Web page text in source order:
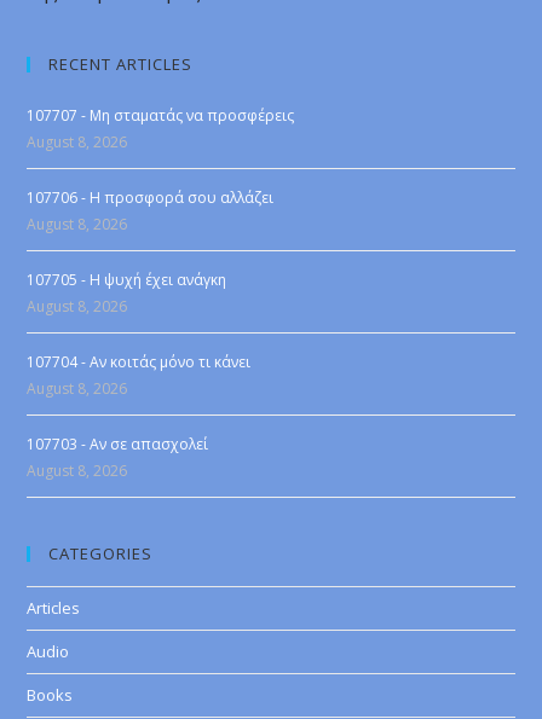
RECENT ARTICLES
107707 - Μη σταματάς να προσφέρεις
August 8, 2026
107706 - Η προσφορά σου αλλάζει
August 8, 2026
107705 - Η ψυχή έχει ανάγκη
August 8, 2026
107704 - Αν κοιτάς μόνο τι κάνει
August 8, 2026
107703 - Αν σε απασχολεί
August 8, 2026
CATEGORIES
Articles
Audio
Books